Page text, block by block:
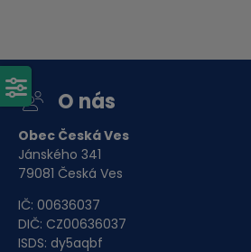
O nás
Obec Česká Ves
Jánského 341
79081 Česká Ves
IČ: 00636037
DIČ: CZ00636037
ISDS: dy5aqbf